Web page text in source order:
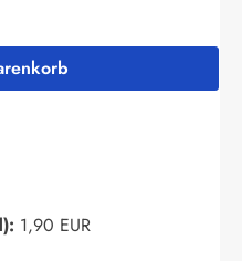
gewünschten
1,90 EUR